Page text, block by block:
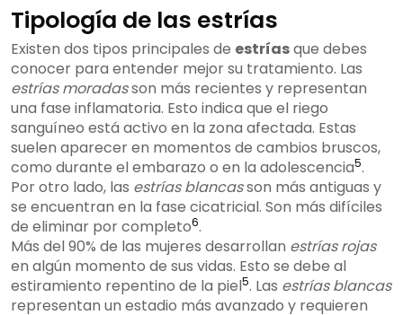
Tipología de las estrías
Existen dos tipos principales de estríasque debes
conocer para entender mejor su tratamiento. Las
estrías moradasson más recientes y representan
una fase inflamatoria. Esto indica que el riego
sanguíneo está activo en la zona afectada. Estas
suelen aparecer en momentos de cambios bruscos,
como durante el embarazo o en la adolescencia5.
Por otro lado, las estrías blancasson más antiguas y
se encuentran en la fase cicatricial. Son más difíciles
de eliminar por completo6.
Más del 90% de las mujeres desarrollan estrías rojas
en algún momento de sus vidas. Esto se debe al
estiramiento repentino de la piel5. Las estrías blancas
representan un estadio más avanzado y requieren